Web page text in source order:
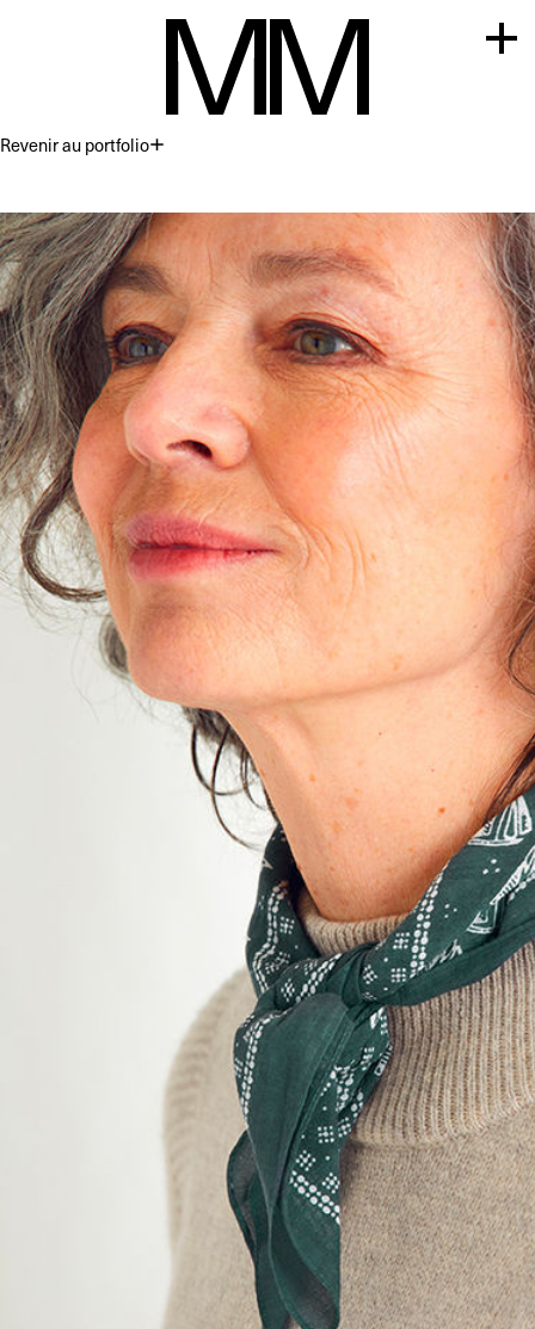
Revenir au portfolioPremium
Catherine Matty
90 cm Taille74 cm Hanches 95 cm
Pointure 38,5 CheveuxGris YeuxVerts
Télécharger le pdf